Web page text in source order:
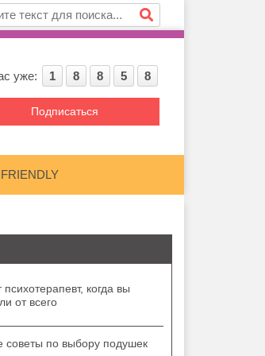
уже: 1 8 8 5 8
Подписаться
когда вы
от всего
советы по выбору подушек